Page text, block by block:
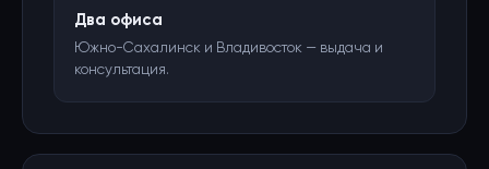
Два офиса
Южно-Сахалинск и Владивосток — выдача и
консультация.